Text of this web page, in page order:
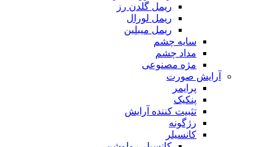
ریمل گلدن رز
ریمل لورال
ریمل میبلین
سایه چشم
مداد چشم
مژه مصنوعی
آرایش صورت
پرایمر
پنکیک
تثبیت کننده آرایش
رژگونه
کانسیلر